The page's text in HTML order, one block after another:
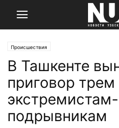
Происшествия
В Ташкенте
приговор трем
экстремистам-
подрывникам